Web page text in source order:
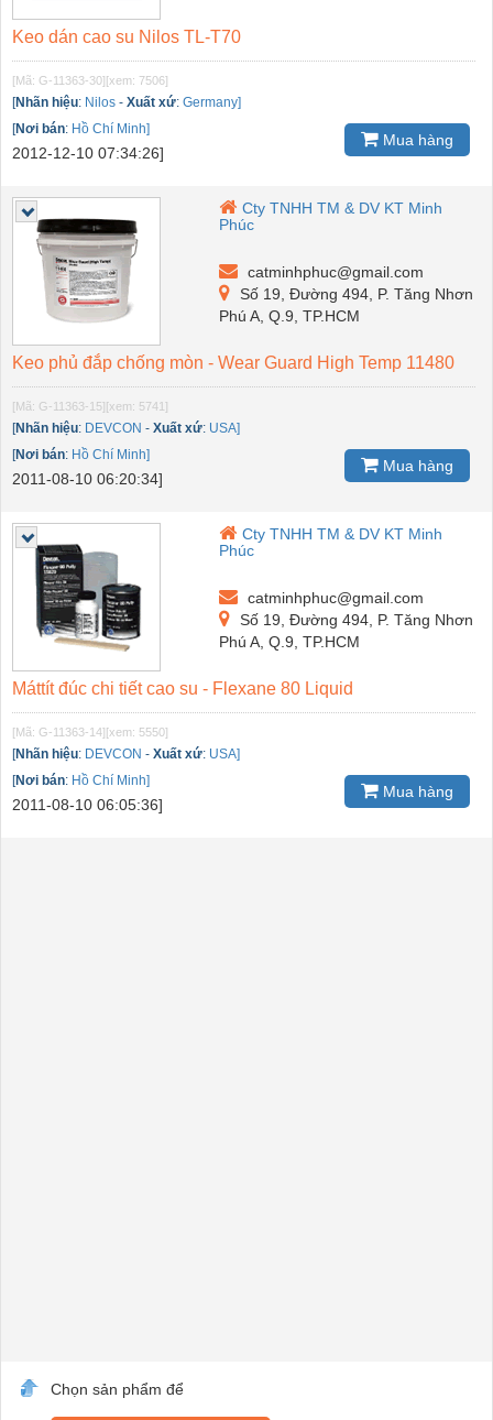
Keo dán cao su Nilos TL-T70
[Mã: G-11363-30][xem: 7506]
[Nhãn hiệu: Nilos - Xuất xứ: Germany]
[Nơi bán: Hồ Chí Minh]
2012-12-10 07:34:26]
Mua hàng
Cty TNHH TM & DV KT Minh
Phúc
catminhphuc@gmail.com
Số 19, Đường 494, P. Tăng Nhơn
Phú A, Q.9, TP.HCM
Keo phủ đắp chống mòn - Wear Guard High Temp 11480
[Mã: G-11363-15][xem: 5741]
[Nhãn hiệu: DEVCON - Xuất xứ: USA]
[Nơi bán: Hồ Chí Minh]
2011-08-10 06:20:34]
Mua hàng
Cty TNHH TM & DV KT Minh
Phúc
catminhphuc@gmail.com
Số 19, Đường 494, P. Tăng Nhơn
Phú A, Q.9, TP.HCM
Máttít đúc chi tiết cao su - Flexane 80 Liquid
[Mã: G-11363-14][xem: 5550]
[Nhãn hiệu: DEVCON - Xuất xứ: USA]
[Nơi bán: Hồ Chí Minh]
2011-08-10 06:05:36]
Mua hàng
Chọn sản phẩm để